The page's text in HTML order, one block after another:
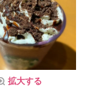
拡大する